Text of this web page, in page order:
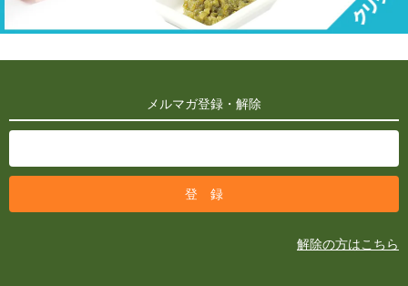
メルマガ登録・解除
解除の方はこちら